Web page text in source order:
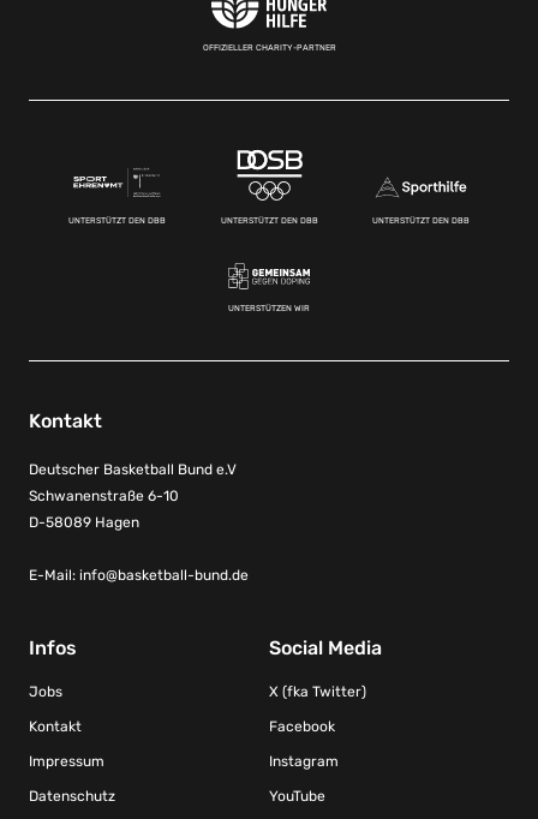
OFFIZIELLER CHARITY-PARTNER
UNTERSTÜTZT DEN DBB UNTERSTÜTZT DEN DBB UNTERSTÜTZT DEN DBB
UNTERSTÜTZEN WIR
Kontakt
Deutscher Basketball Bund e.V
Schwanenstraße 6-10
D-58089 Hagen
E-Mail: info@basketball-bund.de
Infos
Jobs
Kontakt
Impressum
Datenschutz
Social Media
X (fka Twitter)
Facebook
Instagram
YouTube